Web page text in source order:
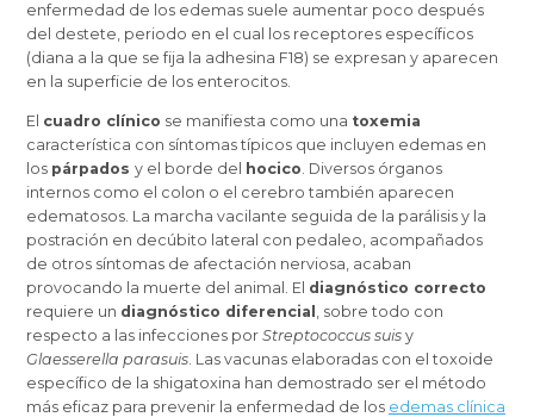
enfermedad de los edemas suele aumentar poco después
del destete, periodo en el cual los receptores específicos
(diana a la que se fija la adhesina F18) se expresan y aparecen
en la superficie de los enterocitos.
El cuadro clínico se manifiesta como una toxemia
característica con síntomas típicos que incluyen edemas en
los párpadosy el borde del hocico . Diversos órganos
internos como el colon o el cerebro también aparecen
edematosos. La marcha vacilante seguida de la parálisis y la
postración en decúbito lateral con pedaleo, acompañados
de otros síntomas de afectación nerviosa, acaban
provocando la muerte del animal. El diagnóstico correcto
requiere un diagnóstico diferencial
, sobre todo con
respecto a las infecciones porStreptococcus suis y
Glaesserella parasuis . Las vacunas elaboradas con el toxoide
específico de la shigatoxina han demostrado ser el método
más eficaz para prevenir la enfermedad de los edemas clínica